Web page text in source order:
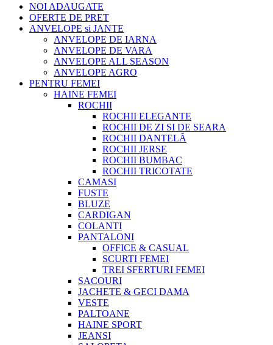
NOI ADAUGATE
OFERTE DE PRET
ANVELOPE si JANTE
ANVELOPE DE IARNA
ANVELOPE DE VARA
ANVELOPE ALL SEASON
ANVELOPE AGRO
PENTRU FEMEI
HAINE FEMEI
ROCHII
ROCHII ELEGANTE
ROCHII DE ZI SI DE SEARA
ROCHII DANTELĂ
ROCHII JERSE
ROCHII BUMBAC
ROCHII TRICOTATE
CAMASI
FUSTE
BLUZE
CARDIGAN
COLANTI
PANTALONI
OFFICE & CASUAL
SCURTI FEMEI
TREI SFERTURI FEMEI
SACOURI
JACHETE & GECI DAMA
VESTE
PALTOANE
HAINE SPORT
JEANSI